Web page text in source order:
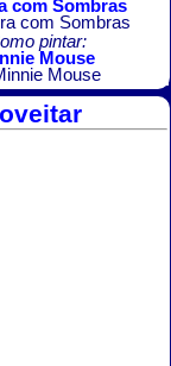
com Sombras
pintar:
Mouse